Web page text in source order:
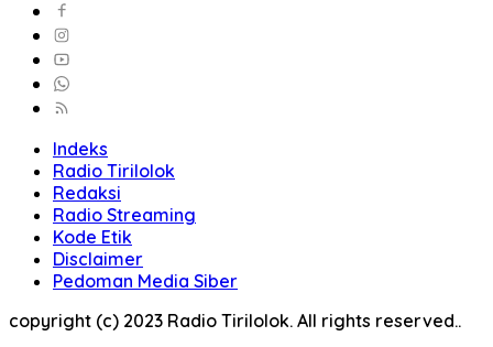
Indeks
Radio Tirilolok
Redaksi
Radio Streaming
Kode Etik
Disclaimer
Pedoman Media Siber
copyright (c) 2023 Radio Tirilolok. All rights reserved..